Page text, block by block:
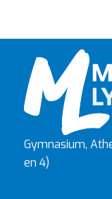
Gymnasium,
en 4)